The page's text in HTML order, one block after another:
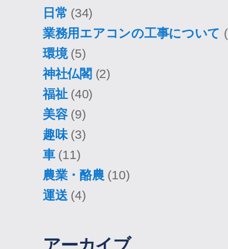
日常 (34)
業務用エアコンの工事について
環境(5)
神社仏閣 (2)
福祉(40)
美容(9)
趣味(3)
車(11)
農業・酪農 (10)
運送 (4)
アーカイブ